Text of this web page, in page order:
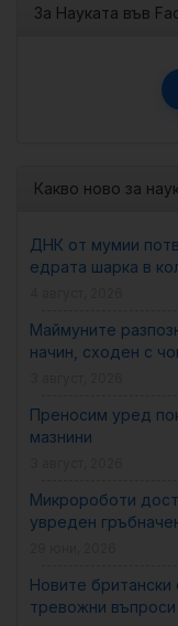
За Науката във
Какво ново за
ДНК от мумии
едрата шарка в
Маймуните
начин, сходен с
Преносим уред
мазнини
Микророботи
увреден
Новите британски
тревожни